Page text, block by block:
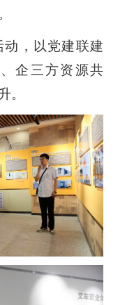
，以党建联建
企三方资源共
。